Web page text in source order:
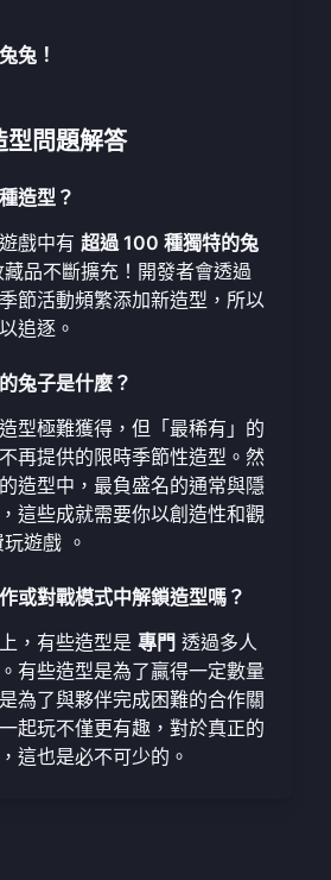
兔！
型問題解答
造型？
戲中有 超過 100 種獨特的兔
藏品不斷擴充！開發者會透過
節活動頻繁添加新造型，所以
追逐。
兔子是什麼？
型極難獲得，但「最稀有」的
再提供的限時季節性造型。然
造型中，最負盛名的通常與隱
這些成就需要你以創造性和觀
玩遊戲 。
或對戰模式中解鎖造型嗎？
，有些造型是 專門 透過多人
有些造型是為了贏得一定數量
為了與夥伴完成困難的合作關
起玩不僅更有趣，對於真正的
這也是必不可少的。